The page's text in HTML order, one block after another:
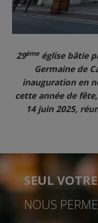
29èmeéglise bâtie
Germaine de
inauguration en
cette année de
14 juin 2025,
SEUL
NOUS